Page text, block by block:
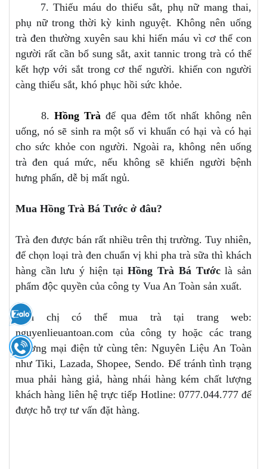
7. Thiếu máu do thiếu sắt, phụ nữ mang thai,
phụ nữ trong thời kỳ kinh nguyệt. Không nên uống
trà đen thường xuyên sau khi hiến máu vì cơ thể con
người rất cần bổ sung sắt, axit tannic trong trà có thể
kết hợp với sắt trong cơ thể người. khiến con người
càng thiếu sắt, khó phục hồi sức khỏe.
8. Hồng Trà để qua đêm tốt nhất không nên
uống, nó sẽ sinh ra một số vi khuẩn có hại và có hại
cho sức khỏe con người. Ngoài ra, không nên uống
trà đen quá mức, nếu không sẽ khiến người bệnh
hưng phấn, dễ bị mất ngủ.
Mua Hồng Trà Bá Tước ở đâu?
Trà đen được bán rất nhiều trên thị trường. Tuy nhiên,
để chọn loại trà đen chuẩn vị khi pha trà sữa thì khách
hàng cần lưu ý hiện tạiHồng Trà Bá Tướclà sản
phẩm độc quyền của công ty Vua An Toàn sản xuất.
Anh chị có thể mua trà tại trang web:
nguyenlieuantoan.com của công ty hoặc các trang
thương mại điện tử cùng tên: Nguyên Liệu An Toàn
như Tiki, Lazada, Shopee, Sendo. Để tránh tình trạng
mua phải hàng giả, hàng nhái hàng kém chất lượng
khách hàng liên hệ trực tiếp Hotline: 0777.044.777 để
được hỗ trợ tư vấn đặt hàng.